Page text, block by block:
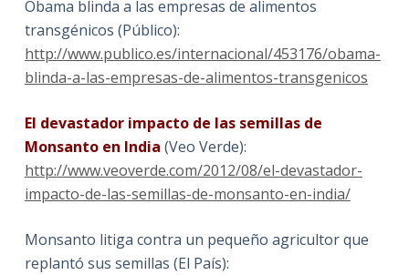
Obama blinda a las empresas de alimentos
transgénicos (Público):
http://www.publico.es/internacional/453176/obama-
blinda-a-las-empresas-de-alimentos-transgenicos
El devastador impacto de las semillas de
Monsanto en India (Veo Verde):
http://www.veoverde.com/2012/08/el-devastador-
impacto-de-las-semillas-de-monsanto-en-india/
Monsanto litiga contra un pequeño agricultor que
replantó sus semillas (El País):